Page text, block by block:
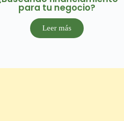
para tu negocio?
Leer más